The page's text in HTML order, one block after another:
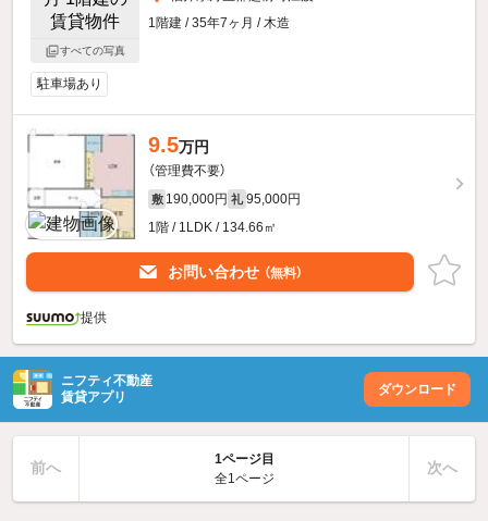
すべての写真
1階建 / 35年7ヶ月 / 木造
駐車場あり
9.5万円
（管理費不要）
敷 190,000円 礼 95,000円
1階 / 1LDK / 134.66㎡
お問い合わせ （無料）
提供
ニフティ不動産
賃貸アプリ
ダウンロード
前へ
1ページ目
全1ページ
次へ